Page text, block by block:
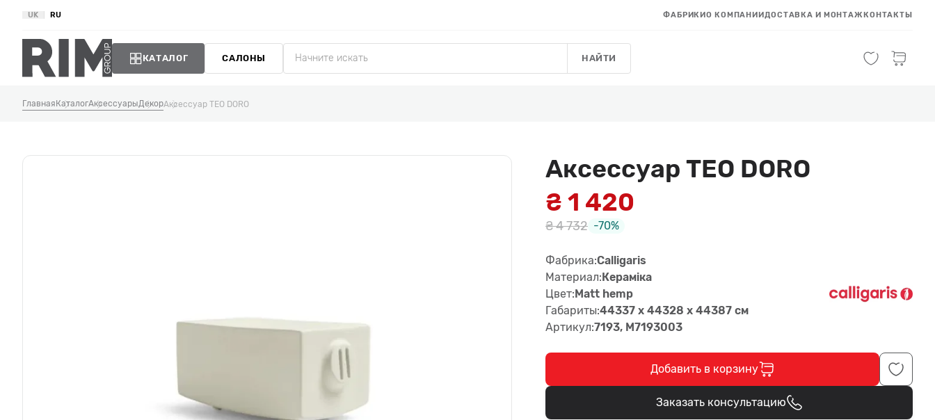
UK RU ФАБРИКИО КОМПАНИИДОСТАВКА И МОНТАЖКОНТАКТЫ
КАТАЛОГ САЛОНЫ НАЙТИ
Главная КаталогАксессуарыДекорАксессуар TEO DORO
Аксессуар TEO DORO
₴ 1 420
₴ 4 732 -70%
Фабрика:Calligaris
Материал:Керамiка
Цвет:Matt hemp
Габариты:44337 x 44328 x 44387 см
Артикул:7193, M7193003
Добавить в корзину
В корзине
Заказать консультацию